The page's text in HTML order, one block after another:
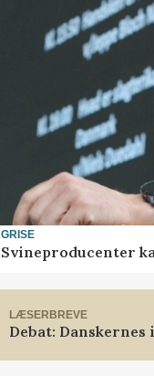
GRISE
Svineproducenter
LÆSERBREVE
Debat: